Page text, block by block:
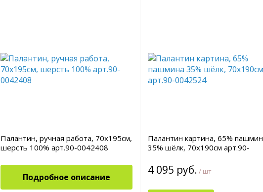
Палантин, ручная работа, 70х195см,
шерсть 100% арт.90-0042408
Подробное описание
Палантин картина, 65%
35% шёлк, 70x190см арт.90-
4 095 руб. / шт